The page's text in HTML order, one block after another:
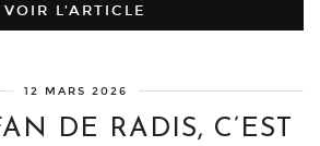
VOIR L’ARTICLE
12 MARS 2026
DE RADIS, C’EST